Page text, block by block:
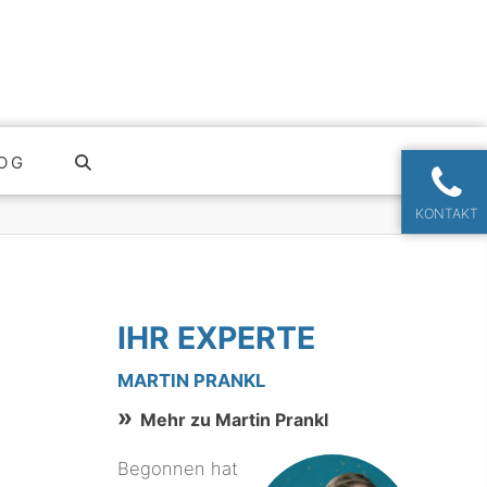
KONTAKT
IHR EXPERTE
MARTIN PRANKL
Mehr zu Martin Prankl
Begonnen hat